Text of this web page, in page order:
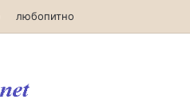
любопитно